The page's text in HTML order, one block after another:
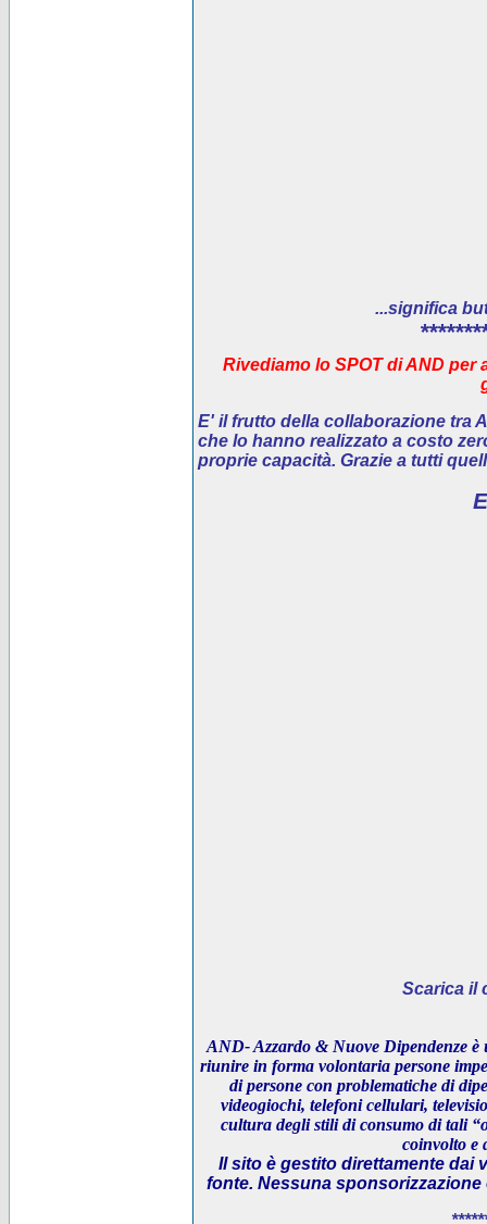
...significa
Rivediamo lo SPOT di AND
E' ilfrutto della collaborazione tra
che lo hanno realizzato a costo
proprie capacità. Grazie a tutti
Scarica il
AND- Azzardo & Nuove Dipendenze è
riunire in forma volontaria persone
di persone con problematiche di
videogiochi, telefoni cellulari,
cultura degli stili di consumo di tali
coinvolto e
Il sito è gestito direttamente dai
fonte. Nessuna